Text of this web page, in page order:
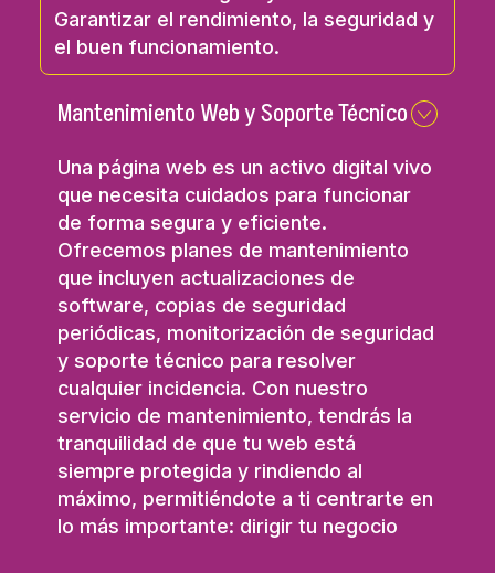
Garantizar el rendimiento, la seguridad y
el buen funcionamiento.
Mantenimiento Web y Soporte Técnico
Una página web es un activo digital vivo
que necesita cuidados para funcionar
de forma segura y eficiente.
Ofrecemos planes de mantenimiento
que incluyen actualizaciones de
software, copias de seguridad
periódicas, monitorización de seguridad
y soporte técnico para resolver
cualquier incidencia. Con nuestro
servicio de mantenimiento, tendrás la
tranquilidad de que tu web está
siempre protegida y rindiendo al
máximo, permitiéndote a ti centrarte en
lo más importante: dirigir tu negocio